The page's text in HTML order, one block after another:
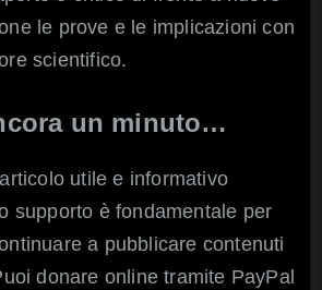
le prove e le implicazioni con
scientifico.
un minuto…
utile e informativo
supporto è fondamentale per
a pubblicare contenuti
donare online tramite PayPal